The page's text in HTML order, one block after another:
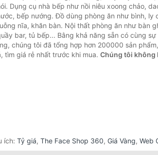
Dụng cụ nhà bếp như nồi niêu xoong chảo,
bếp nướng. Đồ dùng phòng ăn như bình, ly
nĩa, khăn bàn. Nội thất phòng ăn như bàn
bar, tủ bếp... Bằng khả năng sẵn có cùng sự
chúng tôi đã tổng hợp hơn 200000 sản
tìm giá rẻ nhất trước khi mua. Chúng tôi không
ích: Tỷ giá, The Face Shop 360, Giá Vàng, Web